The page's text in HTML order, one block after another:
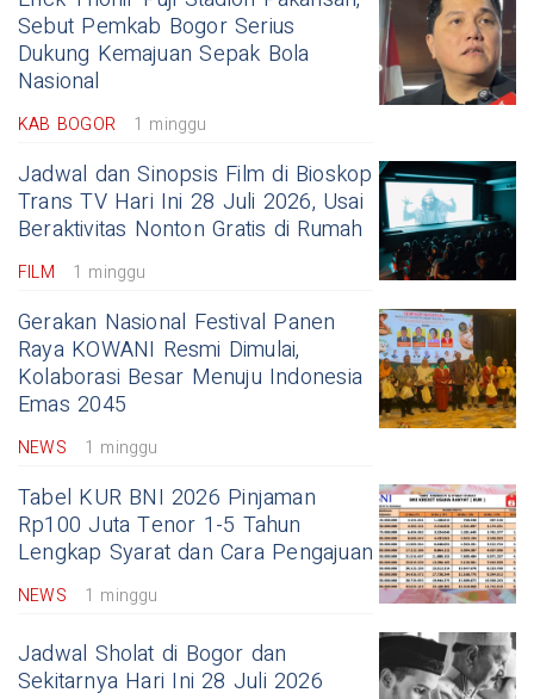
Sebut Pemkab Bogor Serius
Dukung Kemajuan Sepak Bola
Nasional
KAB BOGOR 1 minggu
Jadwal dan Sinopsis Film di Bioskop
Trans TV Hari Ini 28 Juli 2026, Usai
Beraktivitas Nonton Gratis di Rumah
FILM 1 minggu
Gerakan Nasional Festival Panen
Raya KOWANI Resmi Dimulai,
Kolaborasi Besar Menuju Indonesia
Emas 2045
NEWS 1 minggu
Tabel KUR BNI 2026 Pinjaman
Rp100 Juta Tenor 1-5 Tahun
Lengkap Syarat dan Cara Pengajuan
NEWS 1 minggu
Jadwal Sholat di Bogor dan
Sekitarnya Hari Ini 28 Juli 2026